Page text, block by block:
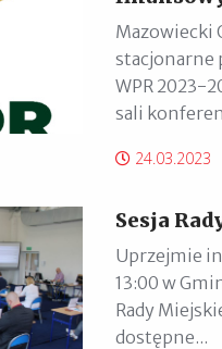
Mazowiecki
stacjonarne
WPR 2023-
sali
24.03.2023
Sesja
Uprzejmie
13:00 w
Rady
dostępne...